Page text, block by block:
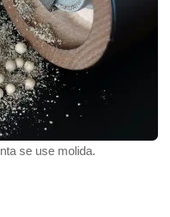
se use molida.